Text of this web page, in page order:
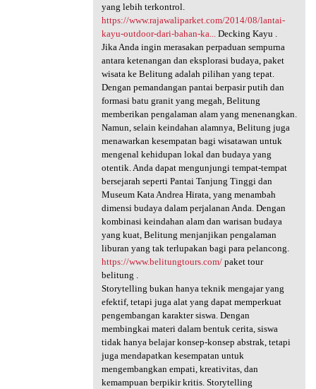
yang lebih terkontrol.
https://www.rajawaliparket.com/2014/08/lantai-
kayu-outdoor-dari-bahan-ka...Decking Kayu .
Jika Anda ingin merasakan perpaduan sempurna
antara ketenangan dan eksplorasi budaya, paket
wisata ke Belitung adalah pilihan yang tepat.
Dengan pemandangan pantai berpasir putih dan
formasi batu granit yang megah, Belitung
memberikan pengalaman alam yang menenangkan.
Namun, selain keindahan alamnya, Belitung juga
menawarkan kesempatan bagi wisatawan untuk
mengenal kehidupan lokal dan budaya yang
otentik. Anda dapat mengunjungi tempat-tempat
bersejarah seperti Pantai Tanjung Tinggi dan
Museum Kata Andrea Hirata, yang menambah
dimensi budaya dalam perjalanan Anda. Dengan
kombinasi keindahan alam dan warisan budaya
yang kuat, Belitung menjanjikan pengalaman
liburan yang tak terlupakan bagi para pelancong.
https://www.belitungtours.com/paket tour
belitung .
Storytelling bukan hanya teknik mengajar yang
efektif, tetapi juga alat yang dapat memperkuat
pengembangan karakter siswa. Dengan
membingkai materi dalam bentuk cerita, siswa
tidak hanya belajar konsep-konsep abstrak, tetapi
juga mendapatkan kesempatan untuk
mengembangkan empati, kreativitas, dan
kemampuan berpikir kritis. Storytelling